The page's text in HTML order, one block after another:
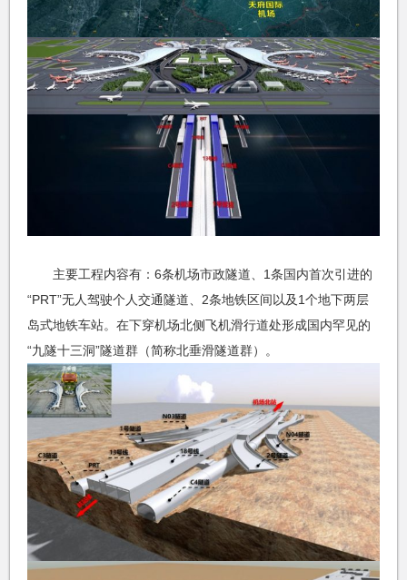
主要工程内容有：6条机场市政隧道、1条国内首次引进的
“PRT”无人驾驶个人交通隧道、2条地铁区间以及1个地下两层
岛式地铁车站。在下穿机场北侧飞机滑行道处形成国内罕见的
“九隧十三洞”隧道群（简称北垂滑隧道群）。